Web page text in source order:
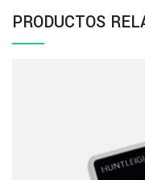
PRODUCTOS